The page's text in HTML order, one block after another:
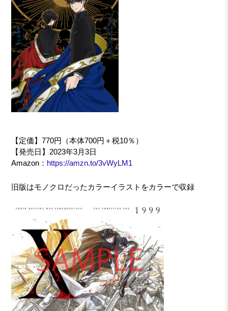
【定価】770円（本体700円＋税10％）
【発売日】2023年3月3日
Amazon： https://amzn.to/3vWyLM1
旧版はモノクロだったカラーイラストをカラーで収録